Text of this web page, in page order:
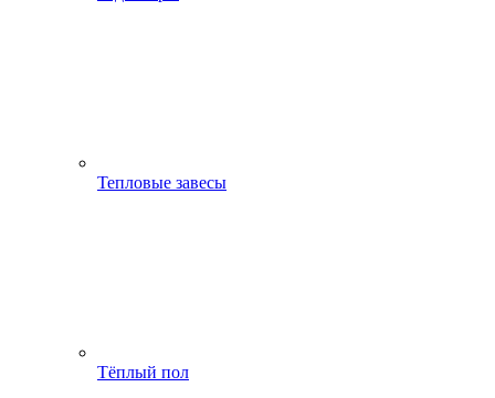
Тепловые завесы
Тёплый пол